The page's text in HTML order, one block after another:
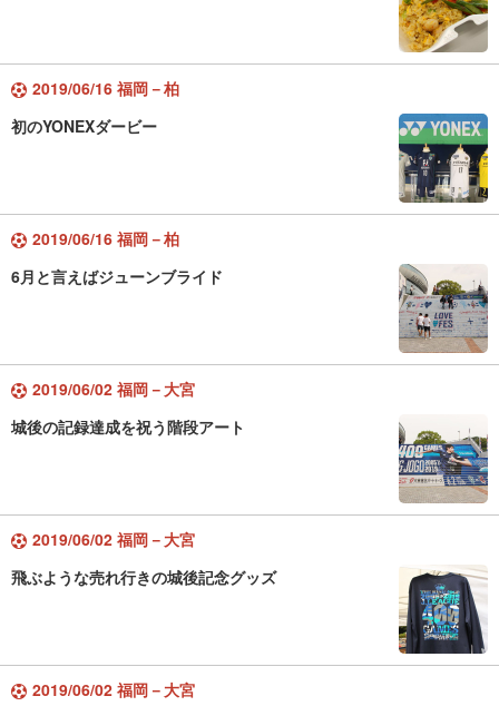
2019/06/16 福岡－柏
初のYONEXダービー
2019/06/16 福岡－柏
6月と言えばジューンブライド
2019/06/02 福岡－大宮
城後の記録達成を祝う階段アート
2019/06/02 福岡－大宮
飛ぶような売れ行きの城後記念グッズ
2019/06/02 福岡－大宮